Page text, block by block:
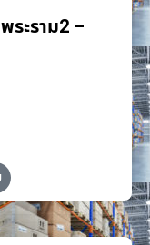
ระราม2 –